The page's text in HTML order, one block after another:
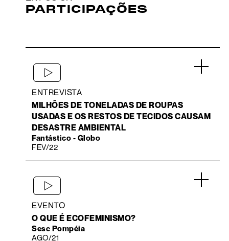
PARTICIPAÇÕES
ENTREVISTA
MILHÕES DE TONELADAS DE ROUPAS
USADAS E OS RESTOS DE TECIDOS CAUSAM
DESASTRE AMBIENTAL
Fantástico - Globo
FEV/22
.
EVENTO
O QUE É ECOFEMINISMO?
Sesc Pompéia
AGO/21
.